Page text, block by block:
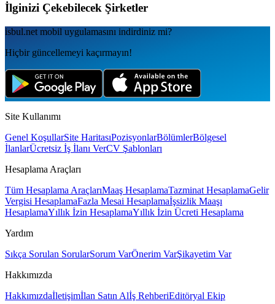
İlginizi Çekebilecek Şirketler
isbul.net mobil uygulamаsını indirdiniz mi?
Hiçbir güncellemeyi kaçırmayın!
Site Kullanımı
Genel KoşullarSite HaritasıPozisyonlarBölümlerBölgesel
İlanlarÜcretsiz İş İlanı VerCV Şablonları
Hesaplama Araçları
Tüm Hesaplama AraçlarıMaaş HesaplamaTazminat HesaplamaGelir
Vergisi HesaplamaFazla Mesai Hesaplamaİşsizlik Maaşı
HesaplamaYıllık İzin HesaplamaYıllık İzin Ücreti Hesaplama
Yardım
Sıkça Sorulan SorularSorum VarÖnerim VarŞikayetim Var
Hakkımızda
Hakkımızdaİletişimİlan Satın Alİş RehberiEditöryal Ekip